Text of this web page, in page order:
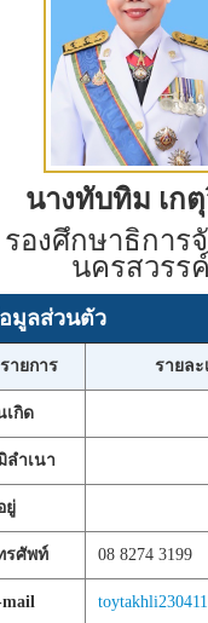
นางทับทิม เก
รองศึกษาธิการ
นครสวรรค์
มูลส่วนตัว
รายการ รายละ
เกิด
ลำเนา
ยู่
รศัพท์ 08 8274 3199
mail